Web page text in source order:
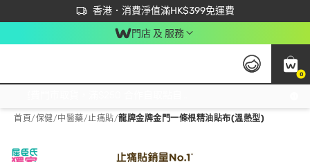
香港．消費淨值滿HK$399免運費
立即成為易賞錢會員盡享獨家優惠
首次APP下單買滿$450 輸入 NEWAPP 即減$50
門店 及 服務
0
首頁/保健/中醫藥/止痛貼/龍牌金牌金門一條根精油貼布(溫熱型)